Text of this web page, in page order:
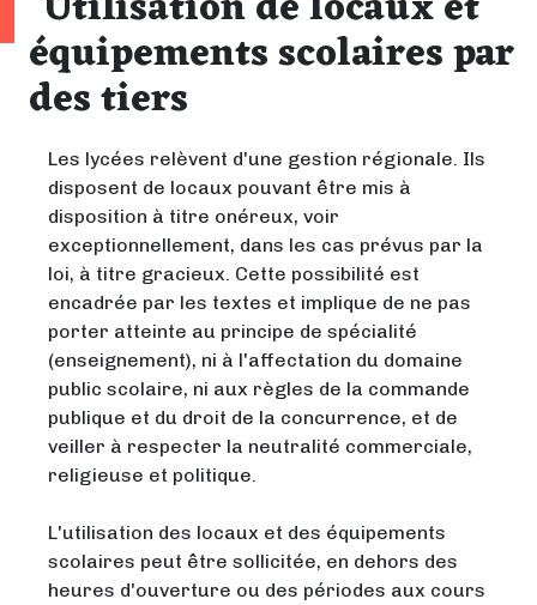
équipements scolaires par
des tiers
Les lycées relèvent d'une gestion régionale. Ils
disposent de locaux pouvant être mis à
disposition à titre onéreux, voir
exceptionnellement, dans les cas prévus par la
loi, à titre gracieux. Cette possibilité est
encadrée par les textes et implique de ne pas
porter atteinte au principe de spécialité
(enseignement), ni à l'affectation du domaine
public scolaire, ni aux règles de la commande
publique et du droit de la concurrence, et de
veiller à respecter la neutralité commerciale,
religieuse et politique.
L'utilisation des locaux et des équipements
scolaires peut être sollicitée, en dehors des
heures d'ouverture ou des périodes aux cours